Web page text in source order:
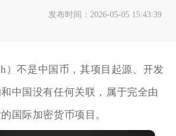
发布时间：2026-05-05 15:43:39
）不是中国币，其项目起源、开发
中国没有任何关联，属于完全由
国际加密货币项目。